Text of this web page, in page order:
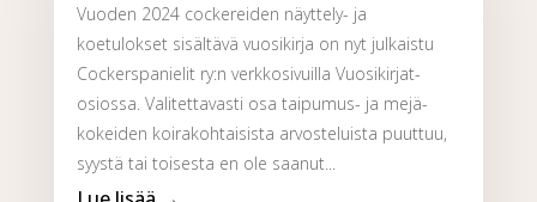
Vuoden 2024 cockereiden näyttely- ja
koetulokset sisältävä vuosikirja on nyt julkaistu
Cockerspanielit ry:n verkkosivuilla Vuosikirjat-
osiossa. Valitettavasti osa taipumus- ja mejä-
kokeiden koirakohtaisista arvosteluista puuttuu,
syystä tai toisesta en ole saanut...